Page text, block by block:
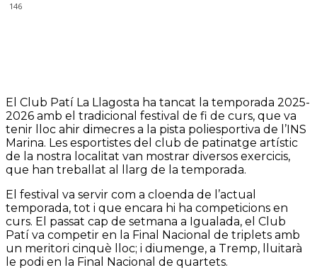
146
El Club Patí La Llagosta ha tancat la temporada 2025-
2026 amb el tradicional festival de fi de curs, que va
tenir lloc ahir dimecres a la pista poliesportiva de l’INS
Marina. Les esportistes del club de patinatge artístic
de la nostra localitat van mostrar diversos exercicis,
que han treballat al llarg de la temporada.
El festival va servir com a cloenda de l’actual
temporada, tot i que encara hi ha competicions en
curs. El passat cap de setmana a Igualada, el Club
Patí va competir en la Final Nacional de triplets amb
un meritori cinquè lloc; i diumenge, a Tremp, lluitarà
le podi en la Final Nacional de quartets.